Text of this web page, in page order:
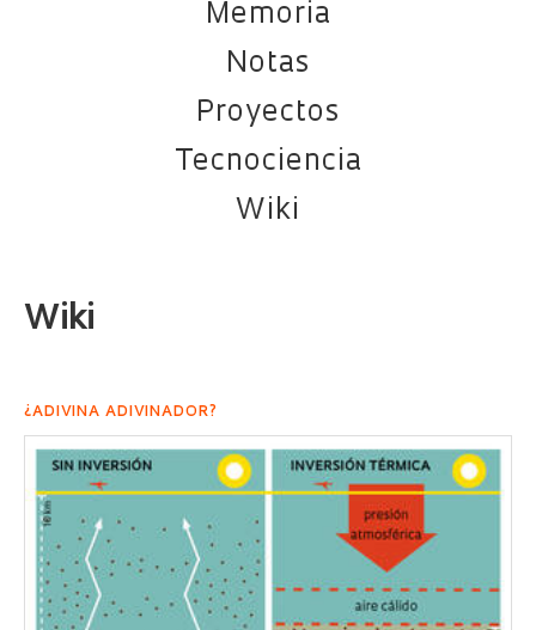
Memoria
Notas
Proyectos
Tecnociencia
Wiki
Wiki
¿ADIVINA ADIVINADOR?